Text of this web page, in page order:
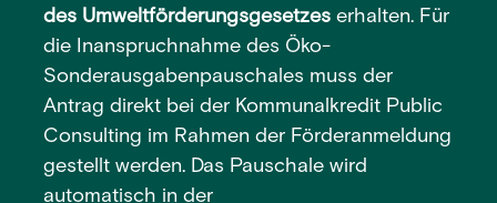
des Umweltförderungsgesetzes erhalten. Für
die Inanspruchnahme des Öko-
Sonderausgabenpauschales muss der
Antrag direkt bei der Kommunalkredit Public
Consulting im Rahmen der Förderanmeldung
gestellt werden. Das Pauschale wird
automatisch in der